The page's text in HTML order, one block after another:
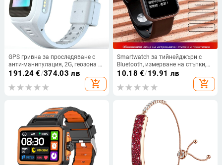
GPS гривна за проследяване с
анти-манипулация, 2G, геозона и
система за управление на
191.24 €/374.03 лв
add_shopping_cart
Smartwatch за тийнейджъри с
Bluetooth, измерване на стъпки,
мониторинг на сърдечен ритъм и
кръвно налягане, следене на съня
и кислород в кръвта; силиконова
10.18 €/19.91 лв
add_shopping_cart